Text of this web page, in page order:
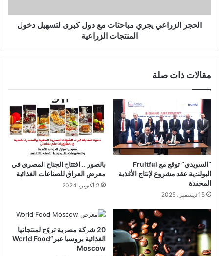
الحجر الزراعي يجري مباحثات مع دول كبرى لتسهيل دخول
المنتجات الزراعية
مقالات ذات صلة
“السويدي” توقع مع Fruitful
البولندية عقد مشروع لإنتاج الأغذية
المجفدة
15 ديسمبر، 2025
بالصور .. افتتاح الجناح المصري في
معرض العراق للصناعات الغذائية
2 أكتوبر، 2024
20 شركة مصرية تروّج لمنتجاتها
الغذائية بروسيا عبر”World Food
Moscow